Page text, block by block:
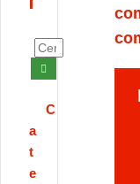
C
a
t
e